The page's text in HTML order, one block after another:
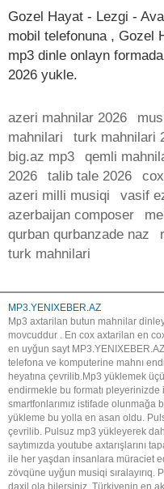
Gozel Hayat - Lezgi -
mobil telefonuna , Gozel
mp3 dinle onlayn
2026 yukle.
azeri mahnilar 2026
mahnilari
turk mahnilari
big.az mp3
qemli
2026
talib tale 2026
azeri milli musiqi
vasif
azerbaijan composer
qurban qurbanzade naz
turk mahnilari
MP3.YENIXEBER.AZ
Mp3 axtarilan butun mahnilar
movcuddur . En cox axtarilan en
en uyğun sayt
telefona ve komputerine mahnı
heyatına çevrilib.Mp3 yüklemek
endirmekle bu formatı
smartfonlarımız istifade olunmağa
yükleme bu yolla en asan oldu.
çevrilib. Pulsuz mp3 yükleyerek
saytımızda youtube axtarışlarını
ile her yaşdan insanlara müraciet
zövqüne uyğun musiqi sıralayırıq.
daxil ola bilersiniz. Türkiyenin en